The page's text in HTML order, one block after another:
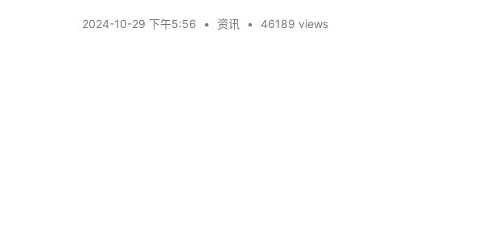
2024-10-29 下午5:56 • 资讯 • 46189 views